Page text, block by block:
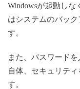
Windowsが起動し
はシステムのバッ
す。
また、パスワード
自体、セキュリテ
す。